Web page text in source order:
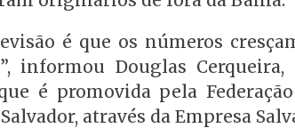
é que os números
informou Douglas
é promovida pela
através da Empresa